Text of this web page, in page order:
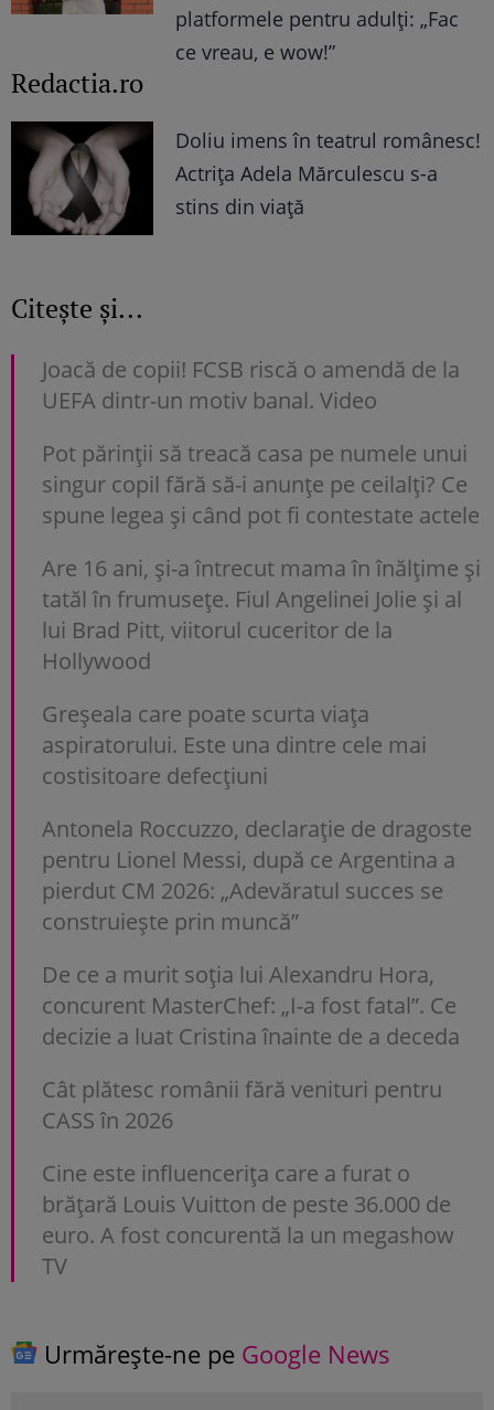
platformele pentru adulți: „Fac
ce vreau, e wow!”
Redactia.ro
Doliu imens în teatrul românesc!
Actrița Adela Mărculescu s-a
stins din viață
Citește și...
Joacă de copii! FCSB riscă o amendă de la
UEFA dintr-un motiv banal. Video
Pot părinții să treacă casa pe numele unui
singur copil fără să-i anunțe pe ceilalți? Ce
spune legea și când pot fi contestate actele
Are 16 ani, și-a întrecut mama în înălțime și
tatăl în frumusețe. Fiul Angelinei Jolie și al
lui Brad Pitt, viitorul cuceritor de la
Hollywood
Greșeala care poate scurta viața
aspiratorului. Este una dintre cele mai
costisitoare defecțiuni
Antonela Roccuzzo, declarație de dragoste
pentru Lionel Messi, după ce Argentina a
pierdut CM 2026: „Adevăratul succes se
construiește prin muncă”
De ce a murit soția lui Alexandru Hora,
concurent MasterChef: „I-a fost fatal”. Ce
decizie a luat Cristina înainte de a deceda
Cât plătesc românii fără venituri pentru
CASS în 2026
Cine este influencerița care a furat o
brățară Louis Vuitton de peste 36.000 de
euro. A fost concurentă la un megashow
TV
Urmărește-ne pe Google News